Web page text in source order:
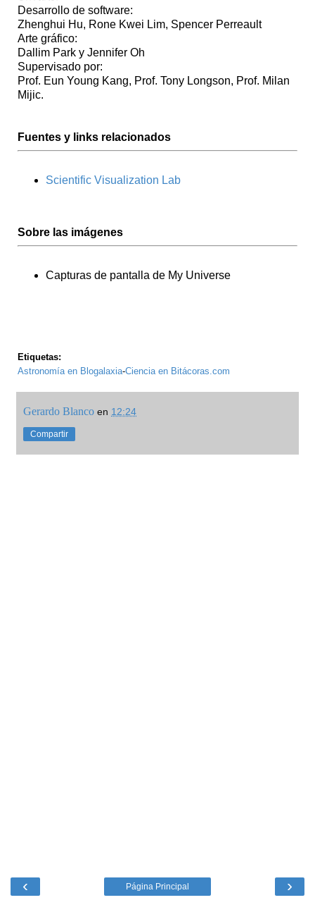
Desarrollo de software:
Zhenghui Hu, Rone Kwei Lim, Spencer Perreault
Arte gráfico:
Dallim Park y Jennifer Oh
Supervisado por:
Prof. Eun Young Kang, Prof. Tony Longson, Prof. Milan
Mijic.
Fuentes y links relacionados
Scientific Visualization Lab
Sobre las imágenes
Capturas de pantalla de My Universe
Etiquetas:
Astronomía en Blogalaxia-Ciencia en Bitácoras.com
Gerardo Blanco en 12:24
Compartir
‹ ›
Página Principal